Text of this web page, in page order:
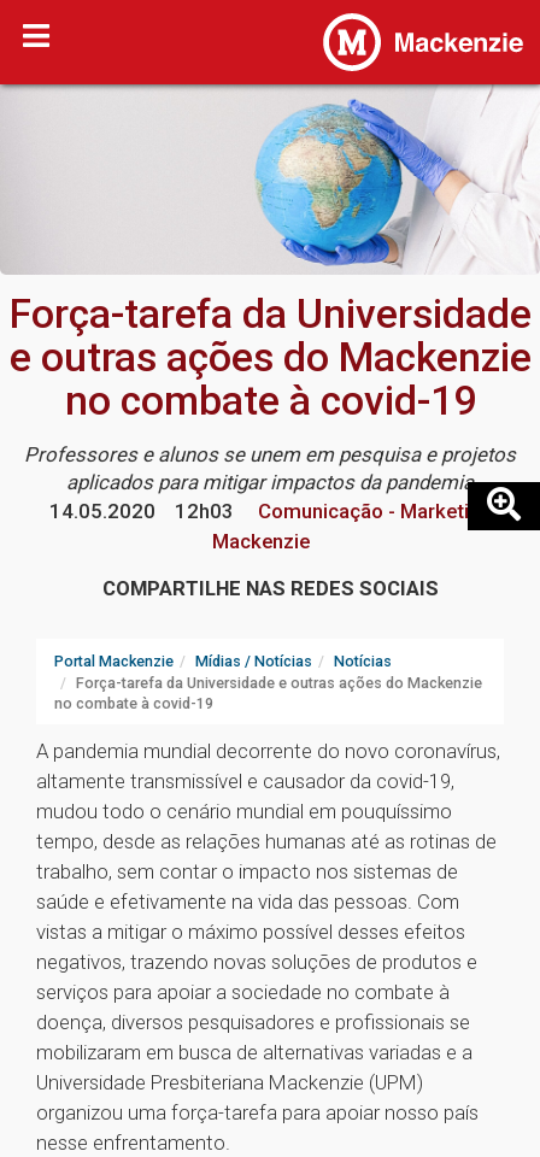
Força-tarefa da Universidade
e outras ações do Mackenzie
no combate à covid-19
Professores e alunos se unem em pesquisa e projetos
aplicados para mitigar impactos da pandemia
14.05.2020
12h03
Comunicação - Marketing
Mackenzie
COMPARTILHE NAS REDES SOCIAIS
Portal Mackenzie Mídias / Notícias
Notícias
Força-tarefa da Universidade e outras ações do Mackenzie
no combate à covid-19
A pandemia mundial decorrente do novo coronavírus,
altamente transmissível e causador da covid-19,
mudou todo o cenário mundial em pouquíssimo
tempo, desde as relações humanas até as rotinas de
trabalho, sem contar o impacto nos sistemas de
saúde e efetivamente na vida das pessoas. Com
vistas a mitigar o máximo possível desses efeitos
negativos, trazendo novas soluções de produtos e
serviços para apoiar a sociedade no combate à
doença, diversos pesquisadores e profissionais se
mobilizaram em busca de alternativas variadas e a
Universidade Presbiteriana Mackenzie (UPM)
organizou uma força-tarefa para apoiar nosso país
nesse enfrentamento.